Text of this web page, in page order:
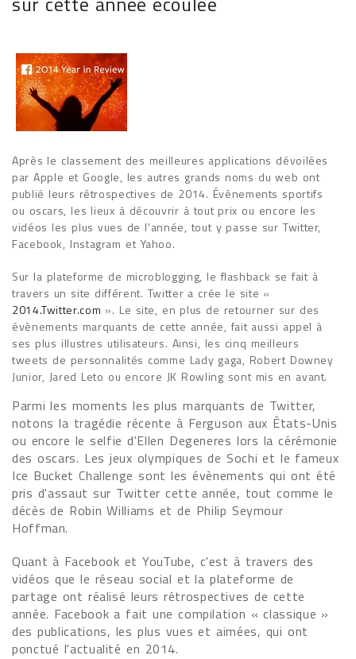
Après le classement des meilleures applications dévoilées
par Apple et Google, les autres grands noms du web ont
publié leurs rétrospectives de 2014. Évènements sportifs
ou oscars, les lieux à découvrir à tout prix ou encore les
vidéos les plus vues de l'année, tout y passe sur Twitter,
Facebook, Instagram et Yahoo.
Sur la plateforme de microblogging, le flashback se fait à
travers un site différent. Twitter a crée le site «
2014.Twitter.com ». Le site, en plus de retourner sur des
évènements marquants de cette année, fait aussi appel à
ses plus illustres utilisateurs. Ainsi, les cinq meilleurs
tweets de personnalités comme Lady gaga, Robert Downey
Junior, Jared Leto ou encore JK Rowling sont mis en avant.
Parmi les moments les plus marquants de Twitter,
notons la tragédie récente à Ferguson aux États-Unis
ou encore le selfie d'Ellen Degeneres lors la cérémonie
des oscars. Les jeux olympiques de Sochi et le fameux
Ice Bucket Challenge sont les évènements qui ont été
pris d'assaut sur Twitter cette année, tout comme le
décès de Robin Williams et de Philip Seymour
Hoffman.
Quant à Facebook et YouTube, c'est à travers des
vidéos que le réseau social et la plateforme de
partage ont réalisé leurs rétrospectives de cette
année. Facebook a fait une compilation « classique »
des publications, les plus vues et aimées, qui ont
ponctué l'actualité en 2014.